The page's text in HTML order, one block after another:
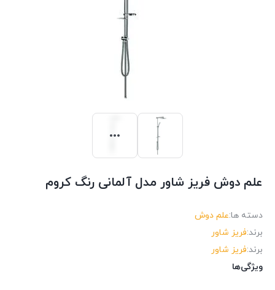
علم دوش فریز شاور مدل آلمانی رنگ کروم
دسته ها:علم دوش
برند:فریز شاور
برند:فریز شاور
ویژگی‌ها